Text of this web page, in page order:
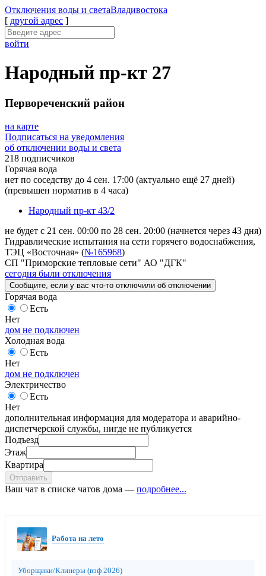
Отключения воды и светаВладивостока
[ другой адрес ]
войти
Народный пр-кт 27
Первореченский район
на карте
Подписаться на уведомления
об отключении воды и света
218 подписчиков
Горячая вода
нет по соседству до 4 сен. 17:00 (актуально ещё 27 дней)
(превышен норматив в 4 часа)
Народный пр-кт 43/2
не будет с 21 сен. 00:00 по 28 сен. 20:00 (начнется через 43 дня)
Гидравлические испытания на сети горячего водоснабжения,
ТЭЦ «Восточная» (№165968)
СП "Приморские тепловые сети" АО "ДГК"
сегодня были отключения
Сообщите , если у вас что-то отключили об отключении
Горячая вода
Есть
Нет
дом не подключен
Холодная вода
Есть
Нет
дом не подключен
Электричество
Есть
Нет
дополнительная информация для модератора и аварийно-
диспетчерской службы, нигде не публикуется
Подъезд
Этаж
Квартира
Отправить
Ваш чат в списке чатов дома — подробнее...
Работа на лето
Уборщики/Клинеры (вэф 2026)